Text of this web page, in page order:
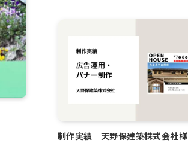
制作実績 天野保建築株式会社様